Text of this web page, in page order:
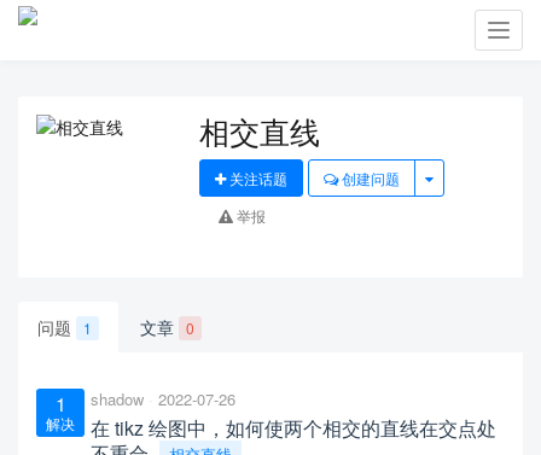
相交直线
关注话题
创建问题
举报
问题 1 文章 0
1
解决
shadow 2022-07-26
在 tikz 绘图中，如何使两个相交的直线在交点处